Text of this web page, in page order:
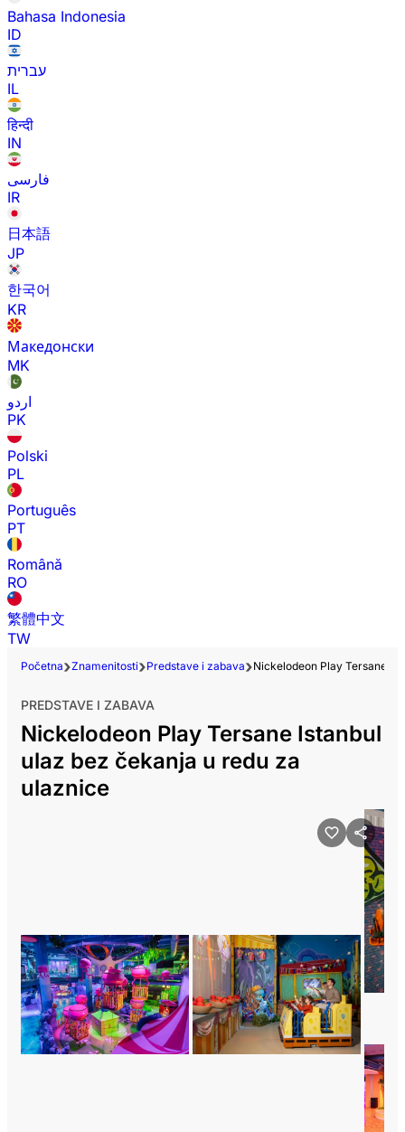
Bahasa Indonesia
ID
עברית
IL
हिन्दी
IN
فارسی
IR
日本語
JP
한국어
KR
Македонски
MK
اردو
PK
Polski
PL
Português
PT
Română
RO
繁體中文
TW
Početna Znamenitosti Predstave i zabava Nickelodeon Play Tersane
PREDSTAVE I ZABAVA
Nickelodeon Play Tersane Istanbul
ulaz bez čekanja u redu za
ulaznice